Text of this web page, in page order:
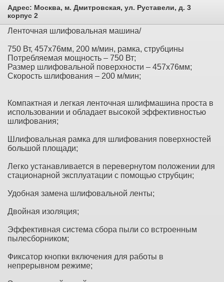
Адрес: Москва, м. Дмитровская, ул. Руставели, д. 3
корпус 2
Ленточная шлифовальная машина/
750 Вт, 457х76мм, 200 м/мин, рамка, струбцины
Потребляемая мощность – 750 Вт;
Размер шлифовальной поверхности – 457х76мм;
Скорость шлифования – 200 м/мин;
Компактная и легкая ленточная шлифмашина проста в
использовании и обладает высокой эффективностью
шлифования;
Шлифовальная рамка для шлифования поверхностей
большой площади;
Легко устанавливается в перевернутом положении для
стационарной эксплуатации с помощью струбцин;
Удобная замена шлифовальной ленты;
Двойная изоляция;
Эффективная система сбора пыли со встроенным
пылесборником;
Фиксатор кнопки включения для работы в
непрерывном режиме;